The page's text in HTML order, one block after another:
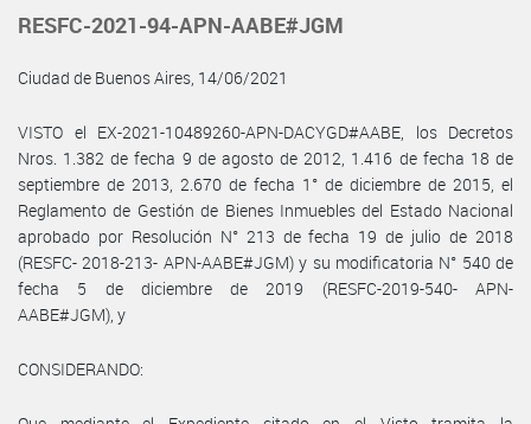
RESFC-2021-94-APN-AABE#JGM
Ciudad de Buenos Aires, 14/06/2021
VISTO el EX-2021-10489260-APN-DACYGD#AABE, los Decretos
Nros. 1.382 de fecha 9 de agosto de 2012, 1.416 de fecha 18 de
septiembre de 2013, 2.670 de fecha 1° de diciembre de 2015, el
Reglamento de Gestión de Bienes Inmuebles del Estado Nacional
aprobado por Resolución N° 213 de fecha 19 de julio de 2018
(RESFC- 2018-213- APN-AABE#JGM) y su modificatoria N° 540 de
fecha 5 de diciembre de 2019 (RESFC-2019-540- APN-
AABE#JGM), y
CONSIDERANDO: